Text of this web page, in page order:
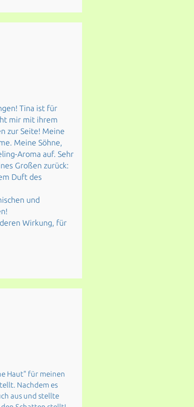
Tina ist für
mir mit ihrem
zur Seite! Meine
Meine Söhne,
Aroma auf. Sehr
Großen zurück:
Duft des
und
Wirkung, für
Haut" für meinen
Nachdem es
aus und stellte